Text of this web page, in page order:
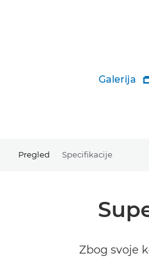
Galerija
Pregled Specifikacije
Zbog svoje